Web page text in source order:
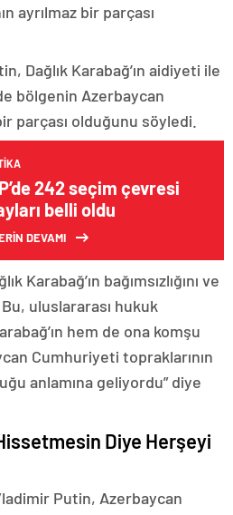
ayrılmaz bir parçası
Dağlık Karabağ’ın aidiyeti ile
bölgenin Azerbaycan
parçası olduğunu söyledi.
242 seçim çevresi
belli oldu
DEVAMI
Karabağ’ın bağımsızlığını ve
uluslararası hukuk
hem de ona komşu
Cumhuriyeti topraklarının
anlamına geliyordu” diye
Diye Herşeyi
Putin, Azerbaycan